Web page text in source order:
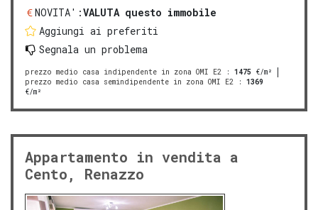
NOVITA':VALUTA questo immobile
Aggiungi ai preferiti
Segnala un problema
prezzo medio casa indipendente in zona OMI E2 : 1475 €/m²
prezzo medio casa semindipendente in zona OMI E2 : 1369
€/m²
Appartamento in vendita a
Cento, Renazzo